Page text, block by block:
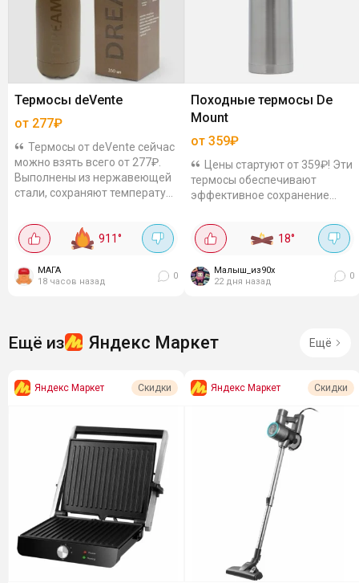
Термосы deVente
от 277₽
Термосы от deVente сейчас
можно взять всего от 277₽.
Выполнены из нержавеющей
стали, сохраняют температуру
и горячими. Так бутылка-
термос 350...
911°
МАГА
18 часов назад
0
Походные термосы De
Mount
от 359₽
Цены стартуют от 359₽! Эти
термосы обеспечивают
эффективное сохранение
модель на 0.5 л сохраняет
тепло напитков до 6 часов, а
холод до 12....
18°
Малыш_из90х
22 дня назад
0
Ещё из Яндекс Маркет Ещё
Яндекс Маркет Скидки Яндекс Маркет Скидки